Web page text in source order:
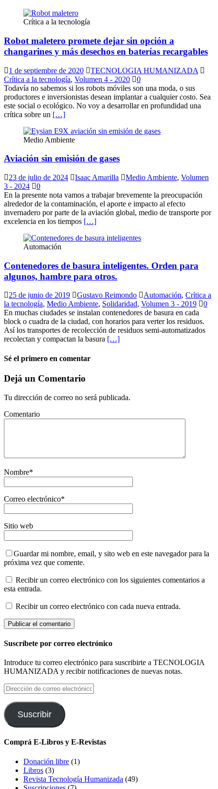
Crítica a la tecnología
Robot maletero promete dejar sin opción a
changarines y más desechos en baterías recargables
1 de septiembre de 2020
TECNOLOGIA HUMANIZADA
Crítica a la tecnología, Volumen 4 - 2020
0
Todavía no sabemos si los robots móviles son una moda, o sus
productores e inversionistas desean implantar a cualquier costo. Sea
este social o ecológico. No voy a desarrollar en profundidad una
crítica sobre un […]
Medio Ambiente
Aviación sin emisión de gases
23 de julio de 2024 Isaac Amarilla Medio Ambiente, Volumen
3 - 2024
0
En la presente nota vamos a trabajar brevemente la preocupación
alrededor de la contaminación, el aporte e impacto al efecto
invernadero por parte de la aviación global, medio de transporte por
excelencia en los tiempos […]
Automación
Contenedores de basura inteligentes. Orden para
algunos, hambre para otros.
25 de junio de 2019 Gustavo Reimondo Automación, Crítica a
la tecnología, Medio Ambiente, Solidaridad, Volumen 3 - 2019
0
En muchas ciudades se instalan contenedores de basura en cada
block o cuadra de la ciudad, con horarios para verter los residuos.
Así los transportes de recolección de residuos semi-automatizados
recolectan y compactan la basura […]
Sé el primero en comentar
Dejá un Comentario
Tu dirección de correo no será publicada.
Comentario
Nombre*
Correo electrónico*
Sitio web
Guardar mi nombre, email, y sito web en este navegador para la
próxima vez que comente.
Recibir un correo electrónico con los siguientes comentarios a
esta entrada.
Recibir un correo electrónico con cada nueva entrada.
Suscríbete por correo electrónico
Introduce tu correo electrónico para suscribirte a TECNOLOGIA
HUMANIZADA y recibir notificaciones de nuevas notas.
Dirección
de
correo
electrónico
Suscribir
Comprá E-Libros y E-Revistas
Donación libre (1)
Libros (3)
Revista Tecnología Humanizada (49)